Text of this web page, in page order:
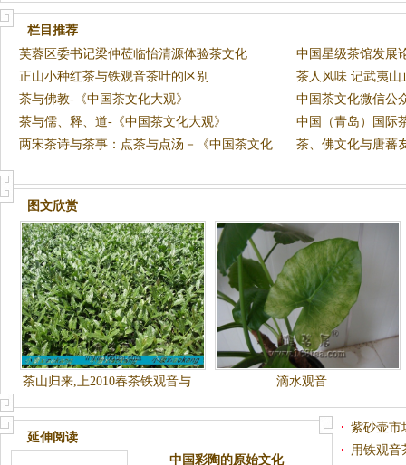
栏目推荐
芙蓉区委书记梁仲莅临怡清源体验茶文化
中国星级茶馆发展
正山小种红茶与铁观音茶叶的区别
茶人风味 记武夷山
事长
茶与佛教-《中国茶文化大观》
中国茶文化微信公
花”上
茶与儒、释、道-《中国茶文化大观》
中国（青岛）国际
两宋茶诗与茶事：点茶与点汤－《中国茶文化
茶、佛文化与唐蕃
图文欣赏
茶山归来,上2010春茶铁观音与
茶共同交流(削青,正抄,消正)
滴水观音
延伸阅读
紫砂壶市
用铁观音